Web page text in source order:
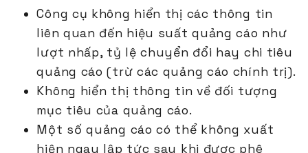
Công cụ không hiển thị các thông tin
liên quan đến hiệu suất quảng cáo như
lượt nhấp, tỷ lệ chuyển đổi hay chi tiêu
quảng cáo (trừ các quảng cáo chính trị).
Không hiển thị thông tin về đối tượng
mục tiêu của quảng cáo.
Một số quảng cáo có thể không xuất
hiện ngay lập tức sau khi được phê